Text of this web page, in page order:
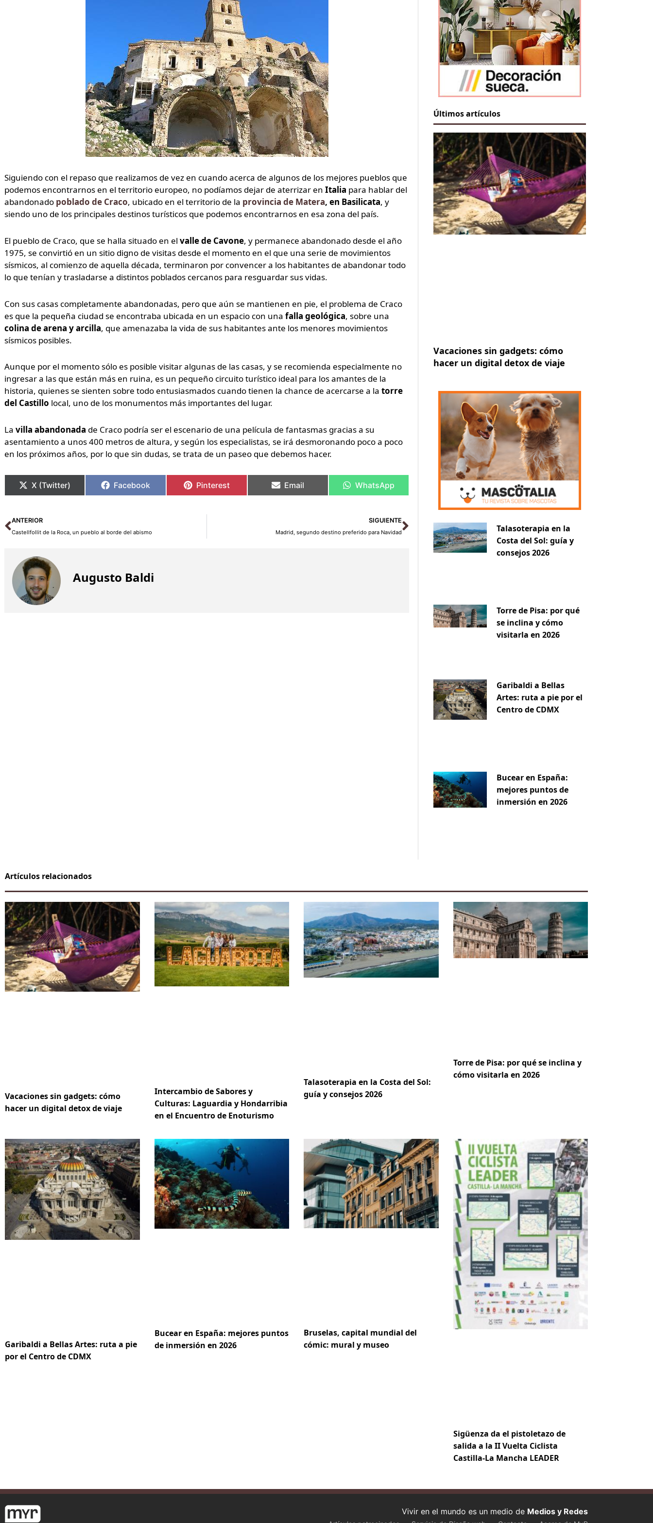
Siguiendo con el repaso que realizamos de vez en cuando acerca de algunos de los mejores pueblos que
podemos encontrarnos en el territorio europeo, no podíamos dejar de aterrizar en Italia para hablar del
abandonado poblado de Craco, ubicado en el territorio de la provincia de Matera, en Basilicata, y
siendo uno de los principales destinos turísticos que podemos encontrarnos en esa zona del país.
El pueblo de Craco, que se halla situado en el valle de Cavone, y permanece abandonado desde el año
1975, se convirtió en un sitio digno de visitas desde el momento en el que una serie de movimientos
sísmicos, al comienzo de aquella década, terminaron por convencer a los habitantes de abandonar todo
lo que tenían y trasladarse a distintos poblados cercanos para resguardar sus vidas.
Con sus casas completamente abandonadas, pero que aún se mantienen en pie, el problema de Craco
es que la pequeña ciudad se encontraba ubicada en un espacio con una falla geológica, sobre una
colina de arena y arcilla, que amenazaba la vida de sus habitantes ante los menores movimientos
sísmicos posibles.
Aunque por el momento sólo es posible visitar algunas de las casas, y se recomienda especialmente no
ingresar a las que están más en ruina, es un pequeño circuito turístico ideal para los amantes de la
historia, quienes se sienten sobre todo entusiasmados cuando tienen la chance de acercarse a la torre
del Castillo local, uno de los monumentos más importantes del lugar.
La villa abandonada de Craco podría ser el escenario de una película de fantasmas gracias a su
asentamiento a unos 400 metros de altura, y según los especialistas, se irá desmoronando poco a poco
en los próximos años, por lo que sin dudas, se trata de un paseo que debemos hacer.
X (Twitter) Facebook Pinterest Email WhatsApp
Ant
ANTERIOR
Castellfollit de la Roca, un pueblo al borde del abismo
SIGUIENTE
Madrid, segundo destino preferido para Navidad
Siguiente
Augusto Baldi
Últimos artículos
Vacaciones sin gadgets: cómo
hacer un digital detox de viaje
Talasoterapia en la
Costa del Sol: guía y
consejos 2026
Torre de Pisa: por qué
se inclina y cómo
visitarla en 2026
Garibaldi a Bellas
Artes: ruta a pie por el
Centro de CDMX
Bucear en España:
mejores puntos de
inmersión en 2026
Artículos relacionados
Vacaciones sin gadgets: cómo
hacer un digital detox de viaje
Intercambio de Sabores y
Culturas: Laguardia y Hondarribia
en el Encuentro de Enoturismo
Talasoterapia en la Costa del Sol:
guía y consejos 2026
Torre de Pisa: por qué se inclina y
cómo visitarla en 2026
Garibaldi a Bellas Artes: ruta a pie
por el Centro de CDMX
Bucear en España: mejores puntos
de inmersión en 2026
Bruselas, capital mundial del
cómic: mural y museo
Sigüenza da el pistoletazo de
salida a la II Vuelta Ciclista
Castilla-La Mancha LEADER
Vivir en el mundo es un medio de Medios y Redes